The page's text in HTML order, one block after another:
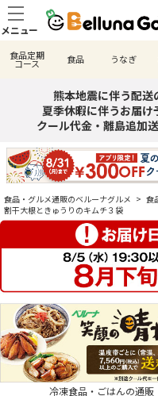
食品定期
コース 食品 うなぎ
熊本地震に伴う配
夏季休暇に伴うお届
クール代金・離島追加
食品・グルメ通販のベルーナグルメ > 食
割干大根ときゅうりのキムチ３袋
冷凍食品・ごはんの通販